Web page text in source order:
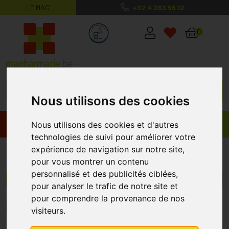
Nous utilisons des cookies
Nous utilisons des cookies et d'autres
technologies de suivi pour améliorer votre
expérience de navigation sur notre site,
pour vous montrer un contenu
personnalisé et des publicités ciblées,
pour analyser le trafic de notre site et
pour comprendre la provenance de nos
visiteurs.
LE MAG’ +32 4 263 56 12
MaPharmacie.be ma santé, mes
0
Promos Produits
Korres
Menu/Filtres